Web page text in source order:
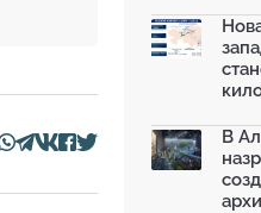
Таразе
22.06.2026
В